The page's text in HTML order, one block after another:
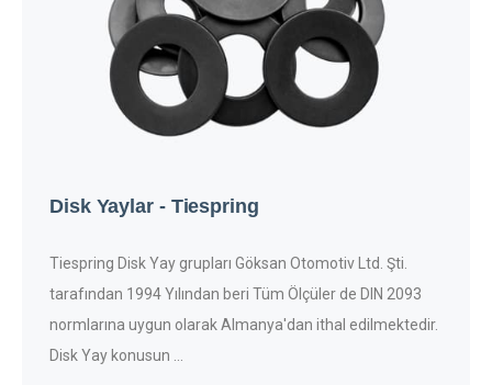
Disk Yaylar - Tiespring
Tiespring Disk Yay grupları Göksan Otomotiv Ltd. Şti.
tarafından 1994 Yılından beri Tüm Ölçüler de DIN 2093
normlarına uygun olarak Almanya'dan ithal edilmektedir.
Disk Yay konusun ...